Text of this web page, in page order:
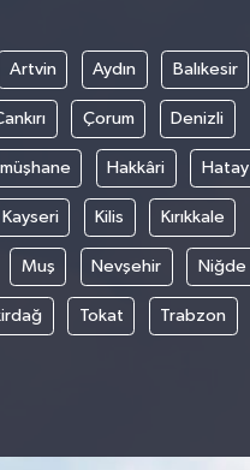
Artvin Aydın Balıkesir
Çorum Denizli
Hakkâri Hatay
Kayseri Kilis Kırıkkale
Muş Nevşehir Niğde
Tokat Trabzon